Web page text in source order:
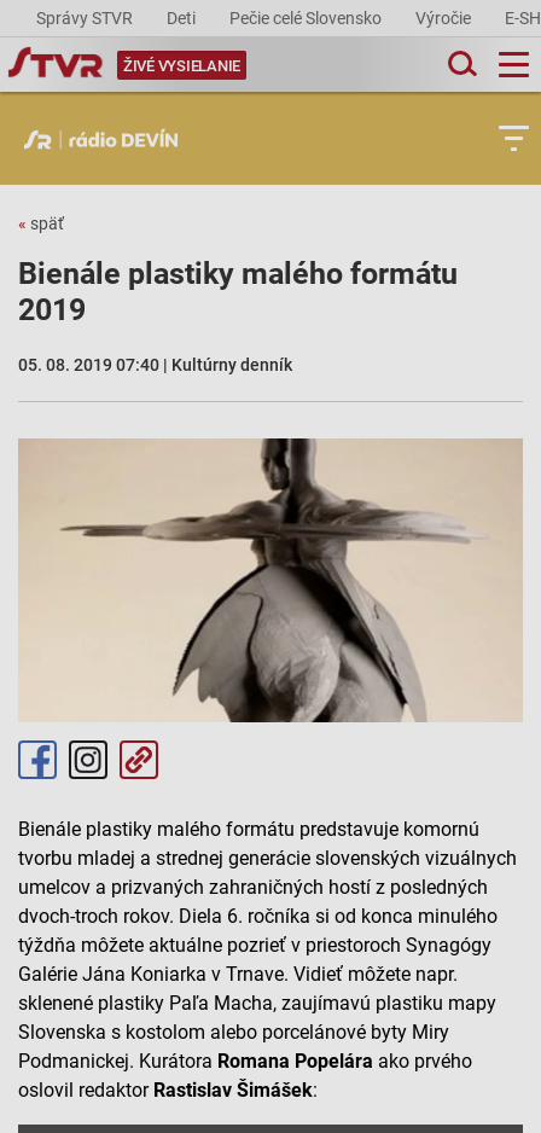
Správy STVR Deti Pečie celé Slovensko Výročie E-
ŽIVÉ VYSIELANIE
« späť
Bienále plastiky malého formátu
2019
05. 08. 2019 07:40 | Kultúrny denník
Bienále plastiky malého formátu predstavuje komornú
tvorbu mladej a strednej generácie slovenských vizuálnych
umelcov a prizvaných zahraničných hostí z posledných
dvoch-troch rokov. Diela 6. ročníka si od konca minulého
týždňa môžete aktuálne pozrieť v priestoroch Synagógy
Galérie Jána Koniarka v Trnave. Vidieť môžete napr.
sklenené plastiky Paľa Macha, zaujímavú plastiku mapy
Slovenska s kostolom alebo porcelánové byty Miry
Podmanickej. Kurátora Romana Popelára ako prvého
oslovil redaktor Rastislav Šimášek: